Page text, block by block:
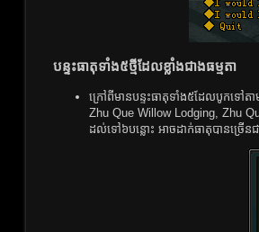
បន្ទះធាតុទាំង៥ថ្មីដែលខ្លាំងជាងធម្មតា
ក្រៅពីមានបន្ទះធាតុទាំង៥ដែលបូកទៅត
Zhu Que Willow Lodging, Zhu
ដល់ទៅ៦បន្លោះ អាចដាក់ធាតុបានច្រើន